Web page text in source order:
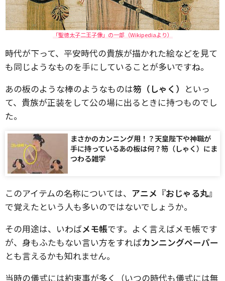
「聖徳太子二王子像」の一部（Wikipediaより）
時代が下って、平安時代の貴族が描かれた絵などを見て
も同じようなものを手にしていることが多いですね。
あの板のような棒のようなものは笏（しゃく） といっ
て、貴族が正装をして公の場に出るときに持つものでし
た。
まさかのカンニング用！？天皇陛下や神職が
手に持っているあの板は何？笏（しゃく）にま
つわる雑学
このアイテムの名称については、 アニメ『おじゃる丸』
で覚えたという人も多いのではないでしょうか。
その用途は、いわばメモ帳です。よく言えばメモ帳です
が、身もふたもない言い方をすればカンニングペーパー
とも言えるかも知れません。
当時の儀式には約束事が多く（いつの時代も儀式には無